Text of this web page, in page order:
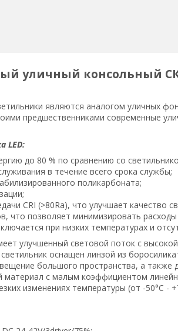
уличный консольный
являются аналогом уличных
предшественниками современные
LED:
до 80 % по сравнению со
в течение всего срока службы;
поликарбоната;
CRI (>80Ra), что улучшает качество
что позволяет минимизировать
при низких температурах и
улучшенный световой поток с
оснащен линзой из
большого пространства, а также
материал с малым коэффициентом
изменениях температуры (от -50°C -